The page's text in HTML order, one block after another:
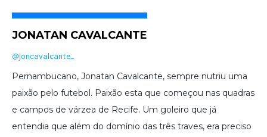
JONATAN CAVALCANTE
@joncavalcante_
Pernambucano, Jonatan Cavalcante, sempre nutriu uma
paixão pelo futebol. Paixão esta que começou nas quadras
e campos de várzea de Recife. Um goleiro que já
entendia que além do domínio das três traves, era preciso